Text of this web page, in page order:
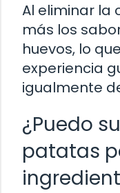
Al eliminar la
más los
huevos, lo
experiencia
igualmente
¿Puedo
patatas